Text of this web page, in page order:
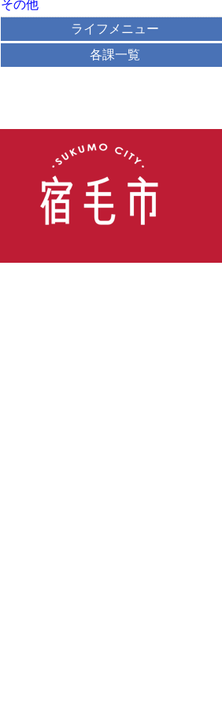
その他
ライフメニュー
各課一覧